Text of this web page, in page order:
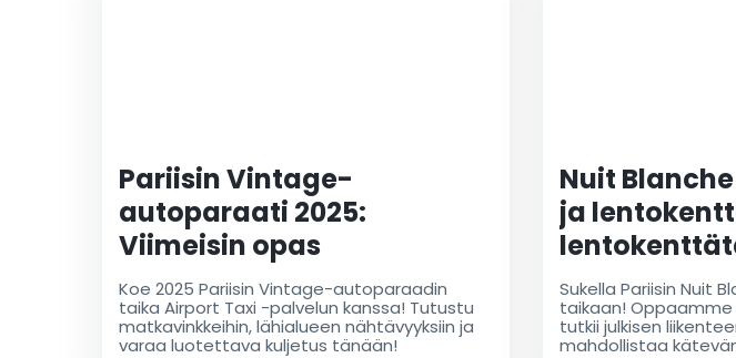
Pariisin Vintage-
autoparaati 2025:
Viimeisin opas
lentokenttätaksilla
Koe 2025 Pariisin Vintage-autoparaadin
taika Airport Taxi -palvelun kanssa! Tutustu
matkavinkkeihin, lähialueen nähtävyyksiin ja
varaa luotettava kuljetus tänään!
Nuit
ja
Sukella Pariisin Nuit
taikaan!
tutkii julkisen
mahdollistaa